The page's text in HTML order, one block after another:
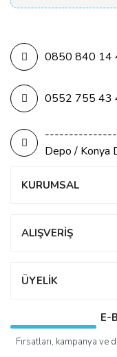
0850 840 14
0552 755 43
Depo / Konya
KURUMSAL
ALIŞVERİŞ
ÜYELİK
E-
Fırsatları, kampanya